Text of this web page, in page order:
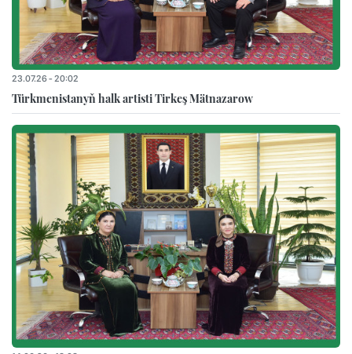
23.07.26 - 20:02
Türkmenistanyň halk artisti Tirkeş Mätnazarow